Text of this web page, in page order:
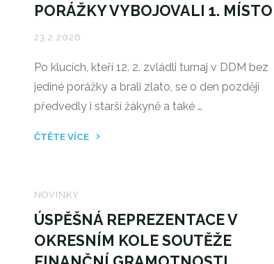
VE
PRAKTICKÉ
TIPY+
JAK
ZVLÁDNOU
PŘIJÍMAČEK
PORÁŽKY VYBOJOVALI 1. MÍSTO
23.2.2026
Po klucích, kteří 12. 2. zvládli turnaj v DDM bez
jediné porážky a brali zlato, se o den později
předvedly i starší žákyně a také …
ČTĚTE VÍCE
A
13.
2.
2026
NOVINKY
ÚSPĚŠNÁ REPREZENTACE V
OKRESNÍM KOLE SOUTĚŽE